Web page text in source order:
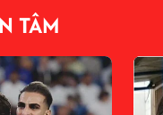
TÂM